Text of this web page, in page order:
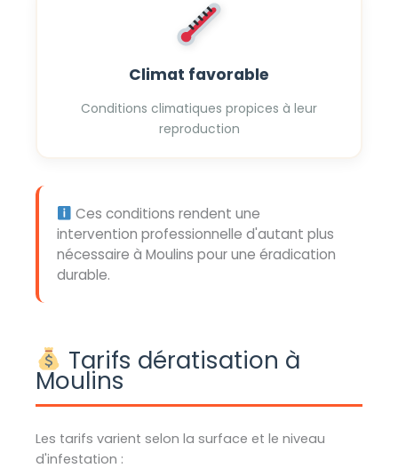
Climat favorable
Conditions climatiques propices à leur
reproduction
Ces conditions rendent une
intervention professionnelle d'autant plus
nécessaire à Moulins pour une éradication
durable.
Tarifs dératisation à
Moulins
Les tarifs varient selon la surface et le niveau
d'infestation :